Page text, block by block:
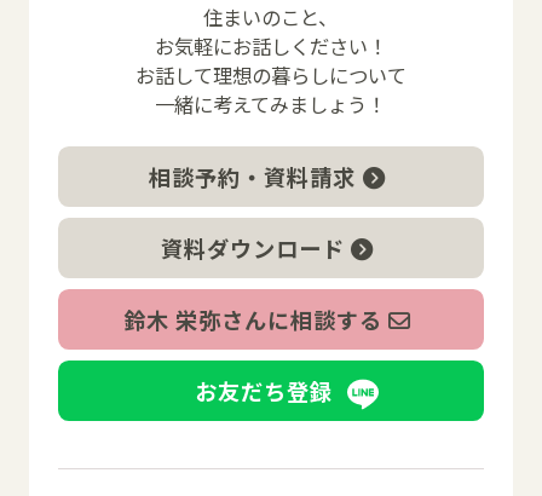
住まいのこと、
お気軽にお話しください！
お話して理想の暮らしについて
一緒に考えてみましょう！
相談予約・資料請求
資料ダウンロード
鈴木 栄弥さんに相談する
お友だち登録